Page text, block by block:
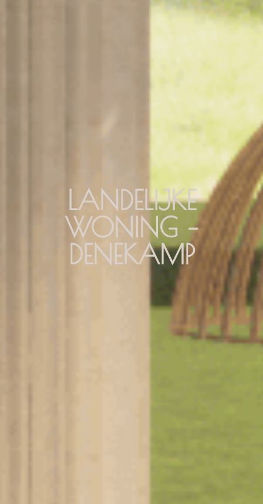
LANDELIJKE
WONING –
DENEKAMP